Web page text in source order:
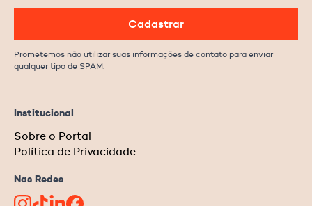
Institucional
Sobre o Portal
Política de Privacidade
Nas Redes
Cadastrar
Prometemos não utilizar suas informações de contato para enviar
qualquer tipo de SPAM.